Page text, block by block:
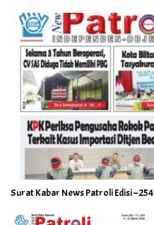
Surat Kabar News Patroli Edisi – 254